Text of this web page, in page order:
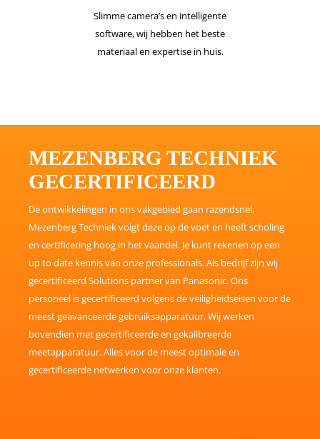
Slimme camera’s en intelligente
software, wij hebben het beste
materiaal en expertise in huis.
MEZENBERG TECHNIEK
GECERTIFICEERD
De ontwikkelingen in ons vakgebied gaan razendsnel.
Mezenberg Techniek volgt deze op de voet en heeft scholing
en certificering hoog in het vaandel. Je kunt rekenen op een
up to date kennis van onze professionals. Als bedrijf zijn wij
gecertificeerd Solutions partner van Panasonic. Ons
personeel is gecertificeerd volgens de veiligheidseisen voor de
meest geavanceerde gebruiksapparatuur. Wij werken
bovendien met gecertificeerde en gekalibreerde
meetapparatuur. Alles voor de meest optimale en
gecertificeerde netwerken voor onze klanten.